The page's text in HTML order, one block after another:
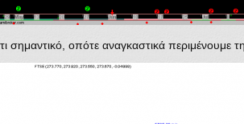
σημαντικό, οπότε αναγκαστικά περιμένουμε